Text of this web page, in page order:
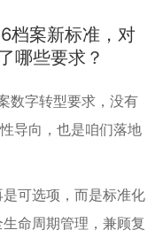
档案新标准，对
哪些要求？
数字转型要求，没有
导向，也是咱们落地
是可选项，而是标准化
命周期管理，兼顾复